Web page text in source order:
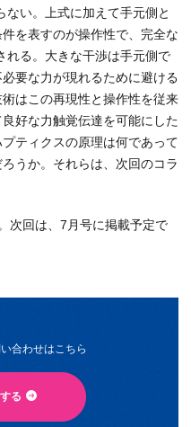
ない。上式に加えて手元側と
を表すのが操作性で、完全な
れる。大きな干渉は手元側で
要な力が現れるために避ける
はこの再現性と操作性を従来
好な力触覚伝達を可能にした
ティクスの原理は何であって
うか。それらは、次回のコラ
次回は、7月号に掲載予定で
合わせはこちら
る